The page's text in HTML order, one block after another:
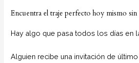
Encuentra el traje perfecto hoy mismo
Hay algo que pasa todos los días en
Alguien recibe una invitación de